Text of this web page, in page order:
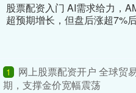
股票配资入门 AI需求给力，
超预期增长，但盘后涨超7%
1
网上股票配资开户 全球贸
期，支撑金价宽幅震荡